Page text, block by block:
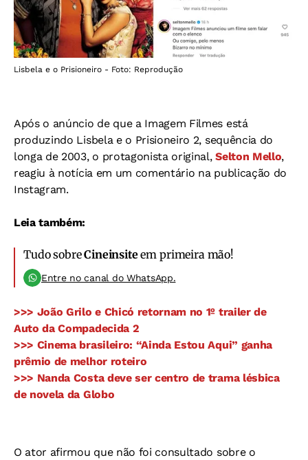
Lisbela e o Prisioneiro - Foto: Reprodução
Após o anúncio de que a Imagem Filmes está
produzindo Lisbela e o Prisioneiro 2, sequência do
longa de 2003, o protagonista original,Selton Mello,
reagiu à notícia em um comentário na publicação do
Instagram.
Leia também:
Tudo sobreCineinsiteem primeira mão!
Entre no canal do WhatsApp.
>>> João Grilo e Chicó retornam no 1º trailer de
Auto da Compadecida 2
>>> Cinema brasileiro: “Ainda Estou Aqui” ganha
prêmio de melhor roteiro
>>> Nanda Costa deve ser centro de trama lésbica
de novela da Globo
O ator afirmou que não foi consultado sobre o